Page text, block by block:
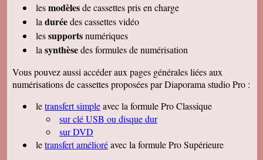
lesmodèlesde cassettes pris en charge
la duréedes cassettes vidéo
lessupportsnumériques
la synthèsedes formules de numérisation
Vous pouvez aussi accéder aux pages générales liées aux
numérisations de cassettes proposées par Diaporama studio Pro :
letransfert simpleavec la formule Pro Classique
sur clé USB ou disque dur
sur DVD
letransfert amélioréavec la formule Pro Supérieure